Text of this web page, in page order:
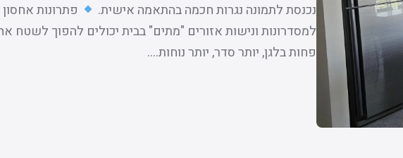
נכנסת לתמונה נגרות חכמה בהתאמה אישית.
פתרונות אחסון
למסדרונות ונישות אזורים "מתים" בבית יכולים להפוך לשטח
פחות בלגן, יותר סדר, יותר נוחות.…